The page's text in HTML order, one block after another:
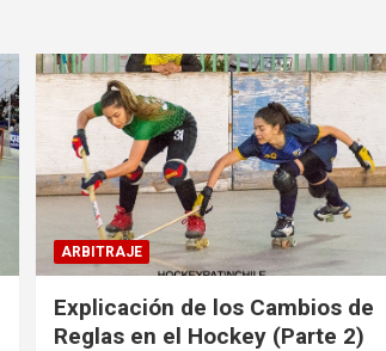
ARBITRAJE
Explicación de los Cambios de
Reglas en el Hockey (Parte 2)